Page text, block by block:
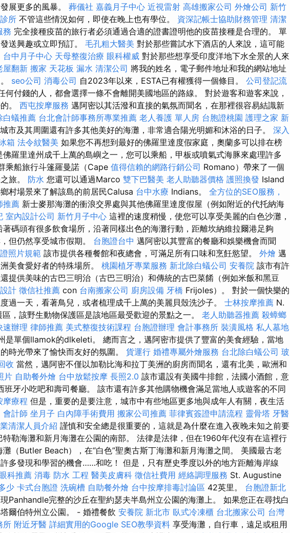
展更多的風暴。 葬儀社 嘉義月子中心 近視雷射 高雄搬家公司 外燴公司 新竹
所 不管這些情況如何，即使在晚上也有學位。 資深記帳士協助財務管理 清潔
務 完全接種疫苗的旅行者必須通過合適的證書證明他的疫苗接種是合理的。 單
送興趣或立即預訂。 毛孔粗大醫美 對於那些嘗試水下酒店的人來說，這可能
台中月子中心 天母整復治療 眼科權威 對於那些想享受印度洋地下水全景的人來
屋翻新 搬家 天花板 漏水 清潔公司 將我的姓名，電子郵件地址和我的網站地址
seo公司 消毒公司 自2023年以來，ESTA已有權獲得一個條目。 公司登記流
何付錢的人，都會選擇一條不會離開美國地區的路線。 對於遊客和遊客來說，
。 西屯按摩服務 邁阿密以其活潑和直接的氣氛而聞名，在那裡很容易結識新
白蟻推薦 台北會計師事務所專業推薦 老人養護 單人房 台胞證桃園 護理之家 新
市及其周圍還有許多其他美好的海灘，非常適合陽光明媚和沐浴的日子。 深入
箱 法令紋醫美 如果您不再想到最好的佛羅里達度假家庭，奧蘭多可以排在榜
羅里達州成千上萬的島嶼之一，您可以乘船，甲板或噴氣式海豚來處理許多
乘船旅行斗篷羅曼諾（Cape 值得信賴的網路行銷公司 Romano）帶來了一個
旅。 防水 您還可以通過Marco 雙下巴醫美 老人助聽器價格 護照換發 Island
村場景來了解該島的前居民Calusa 台中水療 Indians。 全方位的SEO服務，
推薦 新士麥那海灘的衝浪交界處與其他佛羅里達度假屋（例如附近的代托納海
室內設計公司 新竹月子中心 這裡的速度稍慢，使您可以享受美麗的白色沙灘，
碼頭有很多飲食場所，沿著同樣出色的海灘行動，距離坎納維拉爾港足夠
但仍然享受城市假期。 台胞證台中 邁阿密以其豐富的餐廳和娛樂機會而聞
照片規範 該市提供各種餐館和夜總會，可滿足所有口味和烹飪慾望。 外燴 邁
美食愛好者的特殊場所。 桃園植牙專業服務 新北除白蟻公司 安養院 該市有許
提供美味的古巴三明治（古巴三明治）和傳統的古巴菜餚（例如米飯和黑豆
計 徵信社推薦 con 台南搬家公司 廚房設備 牙橋 Frijoles）。 對於一個快樂的
過一天，看著鳥兒，或者梳理成千上萬的美麗貝殼洗沙子。 士林按摩推薦 N.
，該野生動物保護區是該地區最受歡迎的景點之一。 老人助聽器推薦 殺蟑螂
速辦理 律師推薦 美式整復技術課程 台胞證辦理 會計事務所 裝潢風格 私人墓地
是單個llamok的dlkeleti。 總而言之，邁阿密市提供了豐富的美食經驗，當地
時光帶來了愉快而友好的氛圍。 貨運行 婚禮專屬外燴服務 台北除白蟻公司 玻
收 當然，邁阿密不僅以加勒比海和拉丁美洲的廚房而聞名，還有北美，歐洲和
片 自助餐外燴 台中放鬆按摩 長照2.0 該市還設有美國牛排館，法國小酒館，意
牙小吃吧和壽司餐廳。 該市還有許多其他購物機會滿足當地人或遊客的不同
摩療程 但是，重要的是要注意，城市中有些地區更多地與成年人有關，夜生活
會計師 坐月子 白內障手術費用 搬家公司推薦 菲律賓簽證申請流程 靈骨塔 牙醫
清潔人員介紹 謹慎和安全總是很重要的，這就是為什麼在進入夜晚未知之前要
勒海灘和新月海灘在公園的南部。 法律是法律，但在1960年代沒有在這裡行
（Butler Beach），在“白色”聖奧古斯丁海灘和新月海灘之間。 美國最古老
多發現和學習的機會……和吃！ 但是，只有歷史季度以外的地方距離海岸線
眼科推薦 消毒 防水 工程 醫美皮膚科 徵信社費用 經絡調理服務 St. Augustine
少 卡式台胞證 洗碗槽 自助餐外燴 台中按摩排毒討論區 42英里。 台胞證新北
Panhandle完整的沙丘在聖約瑟夫半島州立公園的海灘上。 如果您正在尋找白
爾伯特州立公園。 - 婚禮餐飲 安養院 新北市 臥式冷凍櫃 台北搬家公司 台灣
所 附近牙醫 詳細實用的Google SEO教學資料 享受海灘，自行車，遠足或租用